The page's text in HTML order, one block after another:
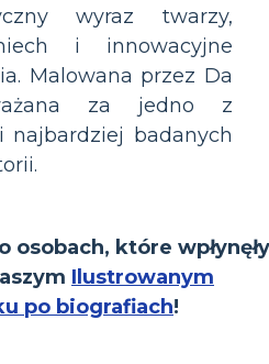
wyraz twarzy,
i innowacyjne
Malowana przez Da
za jedno z
najbardziej badanych
osobach, które wpłynęły
Ilustrowanym
po biografiach!